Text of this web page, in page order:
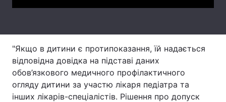
Тема оформлення
"Якщо в дитини є протипоказання, їй надається
відповідна довідка на підставі даних
обов’язкового медичного профілактичного
огляду дитини за участю лікаря педіатра та
інших лікарів-спеціалістів. Рішення про допуск